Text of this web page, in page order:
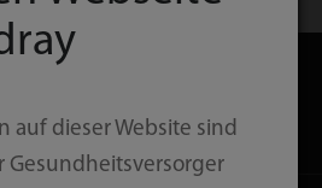
auf dieser Website sind
Gesundheitsversorger